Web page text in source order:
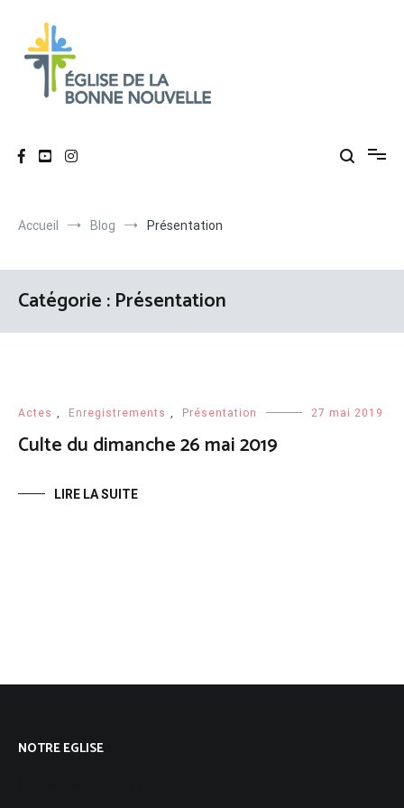
contenu
Accueil Blog Présentation
Catégorie :Présentation
Actes , Enregistrements , Présentation 27 mai 2019
Culte du dimanche 26 mai 2019
LIRE LA SUITE
NOTRE EGLISE